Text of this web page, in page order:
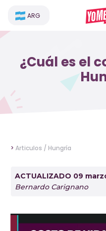
ARG
¿Cuál es el
> Articulos / Hungría
ACTUALIZADO 09
Bernardo Carignano